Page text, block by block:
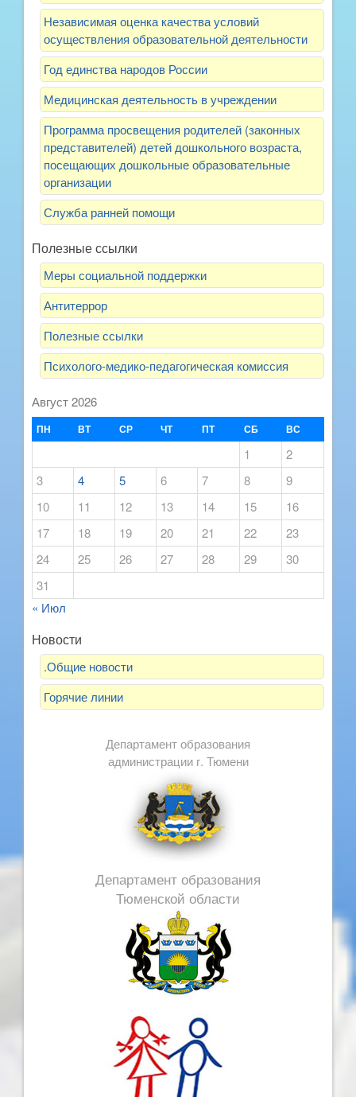
Независимая оценка качества условий
осуществления образовательной деятельности
Год единства народов России
Медицинская деятельность в учреждении
Программа просвещения родителей (законных
представителей) детей дошкольного возраста,
посещающих дошкольные образовательные
организации
Служба ранней помощи
Полезные ссылки
Меры социальной поддержки
Антитеррор
Полезные ссылки
Психолого-медико-педагогическая комиссия
Август 2026
ПН ВТ СР ЧТ ПТ СБ ВС
1
2
3
4 5 6 7 8
9
10
11 12 13 14 15
16
17
18 19 20 21 22
23
24
25 26 27 28 29
30
31
« Июл
Новости
.Общие новости
Горячие линии
Департамент образования
администрации г. Тюмени
Департамент образования
Тюменской области